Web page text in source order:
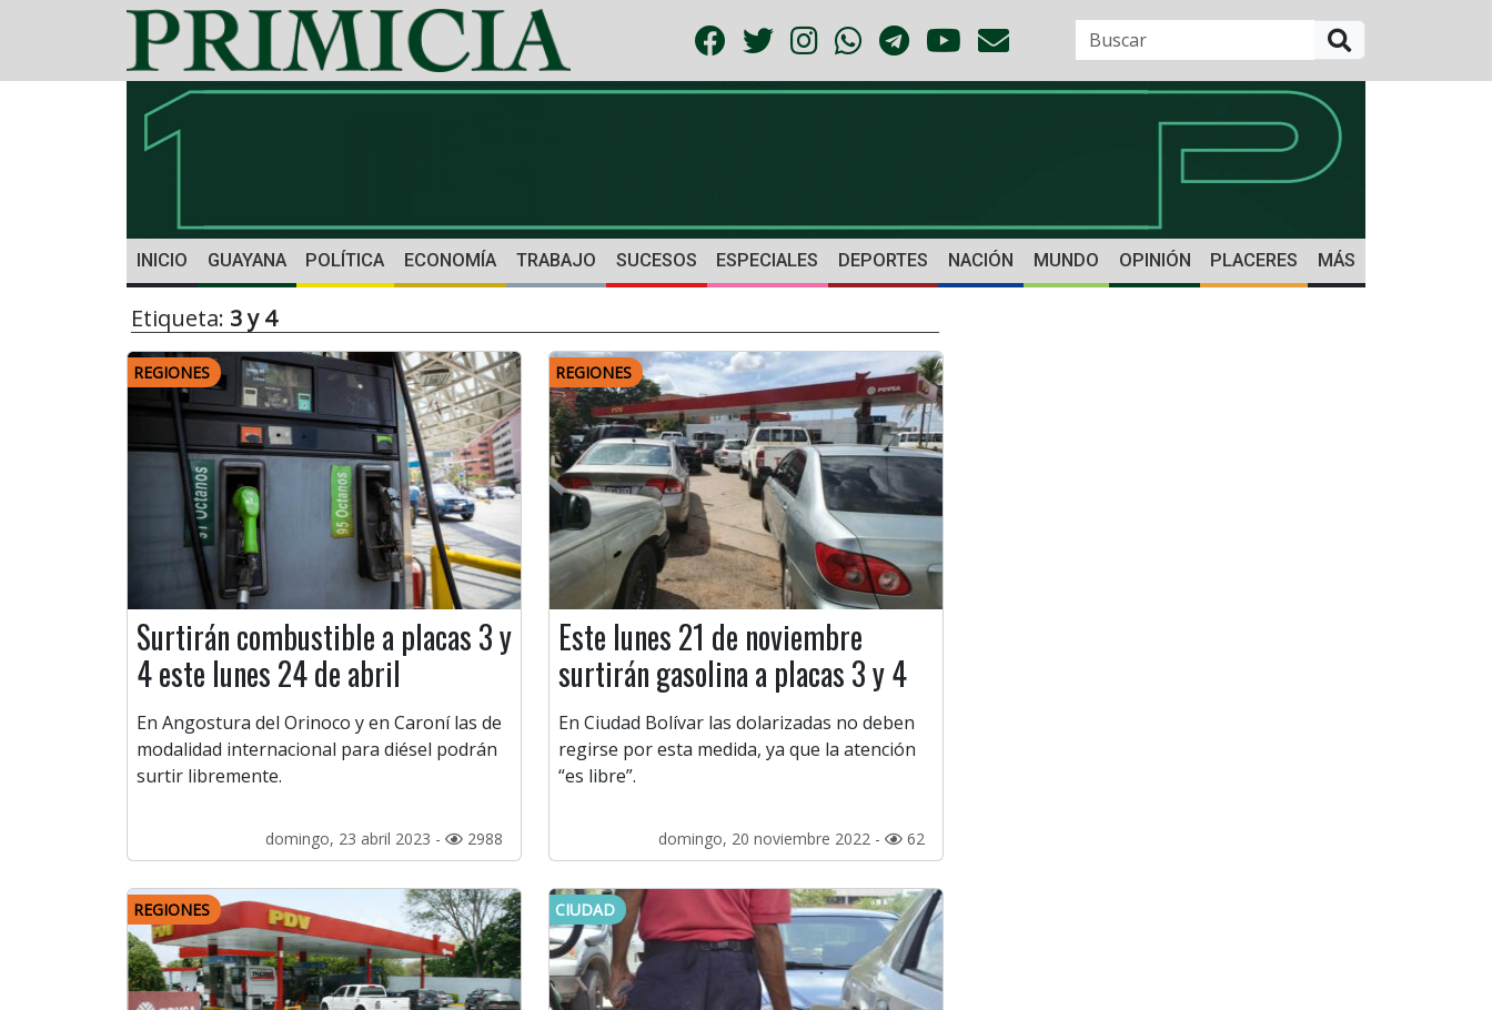
INICIO GUAYANA POLÍTICA ECONOMÍA TRABAJO SUCESOS ESPECIALES DEPORTES NACIÓN MUNDO OPINIÓN PLACERES MÁS
Etiqueta: 3 y 4
REGIONES
Surtirán combustible a placas 3 y
4 este lunes 24 de abril
En Angostura del Orinoco y en Caroní las de
modalidad internacional para diésel podrán
surtir libremente.
domingo, 23 abril 2023 - 2988
REGIONES
Este lunes 21 de noviembre
surtirán gasolina a placas 3 y 4
En Ciudad Bolívar las dolarizadas no deben
regirse por esta medida, ya que la atención
“es libre”.
domingo, 20 noviembre 2022 - 62
REGIONES CIUDAD